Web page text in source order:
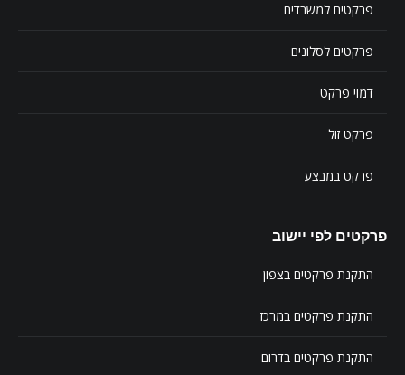
פרקטים למשרדים
פרקטים לסלונים
דמוי פרקט
פרקט זול
פרקט במבצע
פרקטים לפי יישוב
התקנת פרקטים בצפון
התקנת פרקטים במרכז
התקנת פרקטים בדרום